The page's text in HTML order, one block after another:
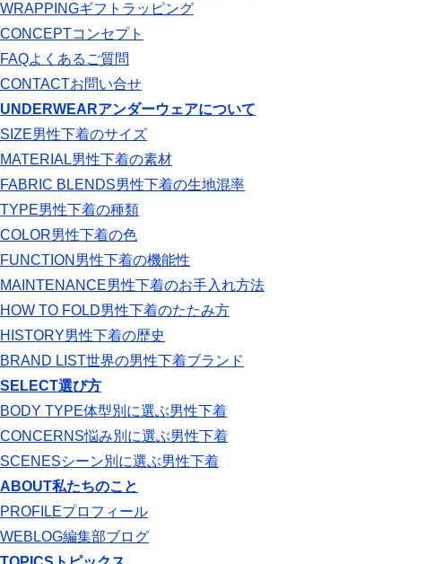
WRAPPINGギフトラッピング
CONCEPTコンセプト
FAQよくあるご質問
CONTACTお問い合せ
UNDERWEARアンダーウェアについて
SIZE男性下着のサイズ
MATERIAL男性下着の素材
FABRIC BLENDS男性下着の生地混率
TYPE男性下着の種類
COLOR男性下着の色
FUNCTION 男性下着の機能性
MAINTENANCE男性下着のお手入れ方法
HOW TO FOLD男性下着のたたみ方
HISTORY男性下着の歴史
BRAND LIST世界の男性下着ブランド
SELECT選び方
BODY TYPE体型別に選ぶ男性下着
CONCERNS悩み別に選ぶ男性下着
SCENESシーン別に選ぶ男性下着
ABOUT私たちのこと
PROFILEプロフィール
WEBLOG編集部ブログ